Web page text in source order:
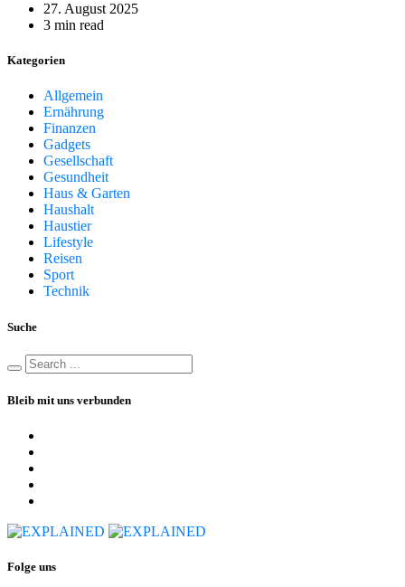
27. August 2025
3 min read
Kategorien
Allgemein
Ernährung
Finanzen
Gadgets
Gesellschaft
Gesundheit
Haus & Garten
Haushalt
Haustier
Lifestyle
Reisen
Sport
Technik
Suche
Bleib mit uns verbunden
Folge uns